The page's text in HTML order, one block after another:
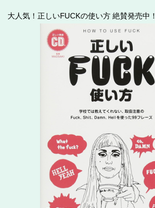
大人気！正しいFUCKの使い方 絶賛発売中！